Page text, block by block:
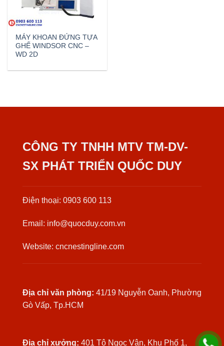
MÁY KHOAN ĐỨNG TỰA
GHẾ WINDSOR CNC –
WD 2D
CÔNG TY TNHH MTV TM-DV-
SX PHÁT TRIỂN QUỐC DUY
Điện thoại: 0903 600 113
Email: info@quocduy.com.vn
Website: cncnestingline.com
Địa chỉ văn phòng: 41/19 Nguyễn Oanh, Phường
Gò Vấp, Tp.HCM
Địa chỉ xưởng: 401 Tô Ngọc Vân, Khu Phố 1,